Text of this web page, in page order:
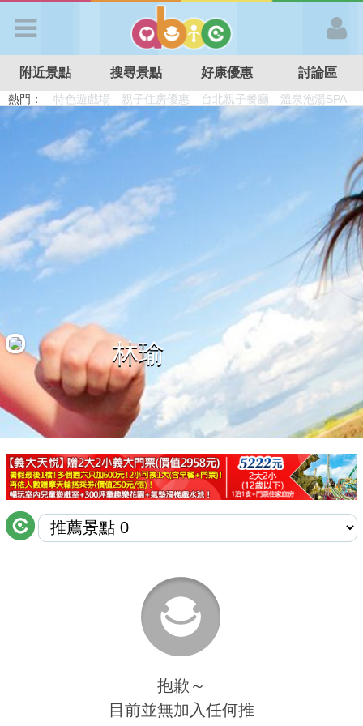
APP登入
首 頁
搜尋景點
好康優惠
最新留言
商家合作
推薦景點
討論區
聯絡我們
附近景點 搜尋景點 好康優惠 討論區
熱門： 溜滑梯民宿 觀光工廠 DIY摘果
日本親子景點
特色遊戲場
親子住房優惠 台北親子餐廳 溫泉泡湯SPA
林瑜
抱歉～
目前並無加入任何推